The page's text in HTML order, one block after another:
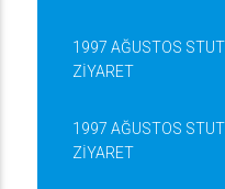
1997 AĞUSTOS
ZİYARET
1997 AĞUSTOS
ZİYARET